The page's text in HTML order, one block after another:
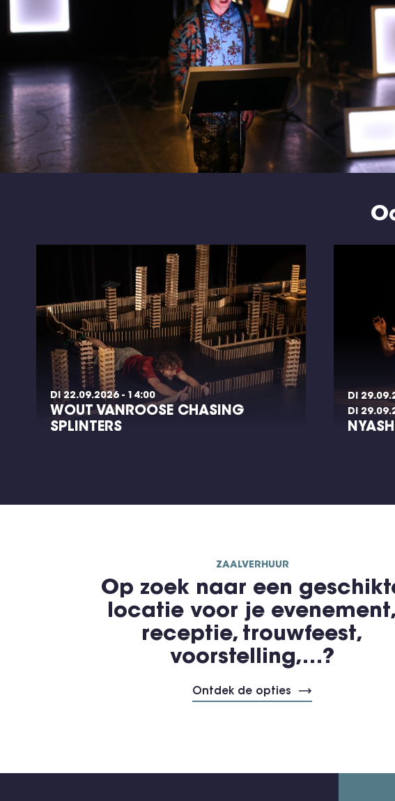
DI 22.09.2026 - 14:00
WOUT VANROOSE CHASING
SPLINTERS
DI
DI
ZAALVERHUUR
Op zoek naar een
locatie voor je evenement,
receptie, trouwfeest,
voorstelling,…?
Ontdek de opties